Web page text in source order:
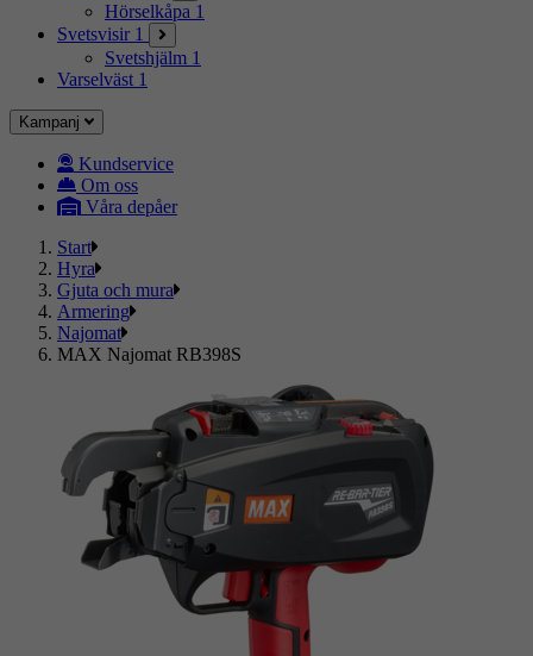
Hörselkåpa 1
Svetsvisir 1
Svetshjälm 1
Varselväst 1
Kampanj
Kundservice
Om oss
Våra depåer
Start
Hyra
Gjuta och mura
Armering
Najomat
MAX Najomat RB398S